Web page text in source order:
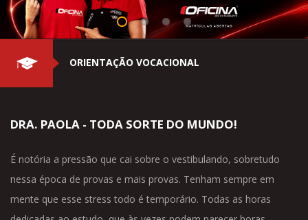
ORIENTAÇÃO VOCACIONAL
DRA. PAOLA - TODA SORTE DO MUNDO!
É notória a pressão que cai sobre o vestibulando, sobretudo
nessa época de provas e mais provas. Tenham sempre em
mente que esse stress todo é temporário. Todas as horas